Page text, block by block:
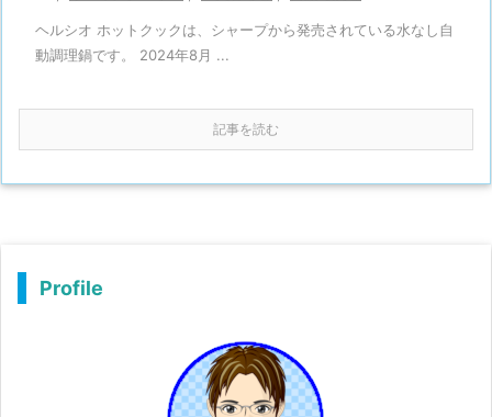
ヘルシオ ホットクックは、シャープから発売されている水なし自
動調理鍋です。 2024年8月 ...
記事を読む
Profile